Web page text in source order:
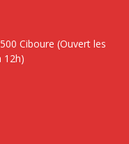
Ciboure (Ouvert les
12h)